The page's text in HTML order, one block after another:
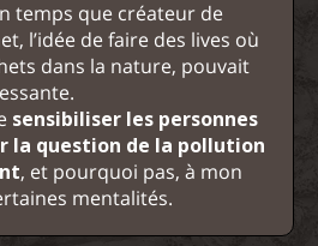
temps que créateur de
l’idée de faire des lives où
dans la nature, pouvait
sensibiliser les personnes
la question de la pollution
, et pourquoi pas, à mon
mentalités.